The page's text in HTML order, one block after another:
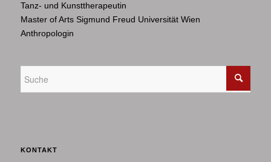
Tanz- und Kunsttherapeutin
Master of Arts Sigmund Freud Universität Wien
Anthropologin
KONTAKT